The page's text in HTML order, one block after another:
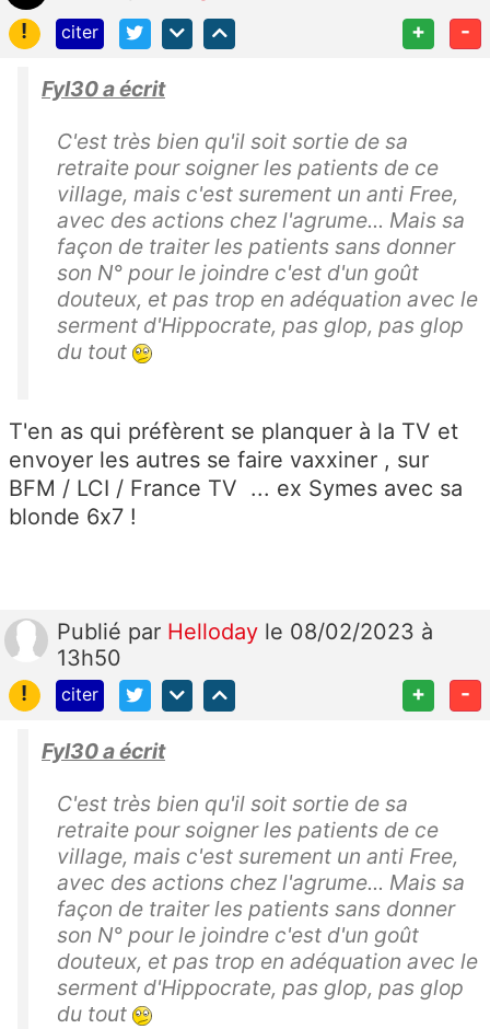
!
citer + -
Fyl30 a écrit
C'est très bien qu'il soit sortie de sa
retraite pour soigner les patients de ce
village, mais c'est surement un anti Free,
avec des actions chez l'agrume... Mais sa
façon de traiter les patients sans donner
son N° pour le joindre c'est d'un goût
douteux, et pas trop en adéquation avec le
serment d'Hippocrate, pas glop, pas glop
du tout
T'en as qui préfèrent se planquer à la TV et
envoyer les autres se faire vaxxiner , sur
BFM / LCI / France TV ... ex Symes avec sa
blonde 6x7 !
Publié par Helloday le 08/02/2023 à
13h50
!
citer + -
Fyl30 a écrit
C'est très bien qu'il soit sortie de sa
retraite pour soigner les patients de ce
village, mais c'est surement un anti Free,
avec des actions chez l'agrume... Mais sa
façon de traiter les patients sans donner
son N° pour le joindre c'est d'un goût
douteux, et pas trop en adéquation avec le
serment d'Hippocrate, pas glop, pas glop
du tout